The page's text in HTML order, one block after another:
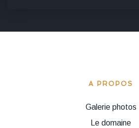
A PROPOS
Galerie photos
Le domaine